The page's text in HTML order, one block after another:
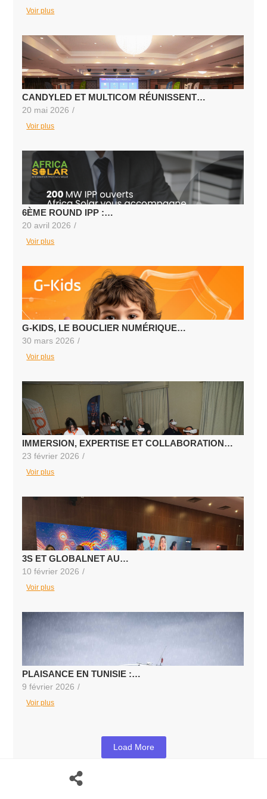
Voir plus
CANDYLED ET MULTICOM RÉUNISSENT…
20 mai 2026 /
Voir plus
6ÈME ROUND IPP :…
20 avril 2026 /
Voir plus
G-KIDS, LE BOUCLIER NUMÉRIQUE…
30 mars 2026 /
Voir plus
IMMERSION, EXPERTISE ET COLLABORATION…
23 février 2026 /
Voir plus
3S ET GLOBALNET AU…
10 février 2026 /
Voir plus
PLAISANCE EN TUNISIE :…
9 février 2026 /
Voir plus
Load More